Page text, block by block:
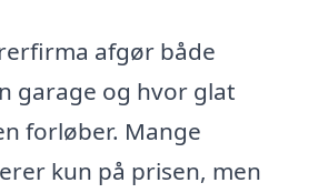
afgør både
garage og hvor glat
forløber. Mange
kun på prisen, men